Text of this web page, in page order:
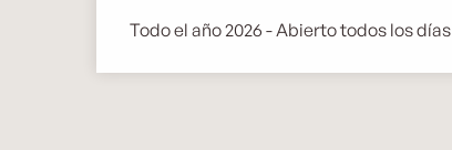
Todo el año 2026 - Abierto todos los días